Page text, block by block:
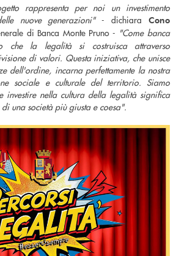
rappresenta per noi un investimento
nuove generazioni"- dichiara Cono
di Banca Monte Pruno - "Come banca
che la legalità si costruisca attraverso
di valori. Questa iniziativa, che unisce
dell'ordine, incarna perfettamente la nostra
sociale e culturale del territorio. Siamo
investire nella cultura della legalità significa
una società più giusta e coesa".